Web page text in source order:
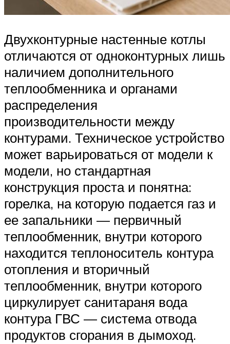
Двухконтурные настенные котлы
отличаются от одноконтурных лишь
наличием дополнительного
теплообменника и органами
распределения
производительности между
контурами. Техническое устройство
может варьироваться от модели к
модели, но стандартная
конструкция проста и понятна:
горелка, на которую подается газ и
ее запальники — первичный
теплообменник, внутри которого
находится теплоноситель контура
отопления и вторичный
теплообменник, внутри которого
циркулирует санитараня вода
контура ГВС — система отвода
продуктов сгорания в дымоход.